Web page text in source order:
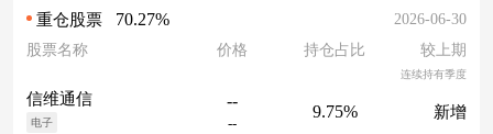
重仓股票 70.27%
2026-06-30
股票名称
价格 持仓占比 较上期
连续持有季度
信维通信
电子
--
--
9.75% 新增